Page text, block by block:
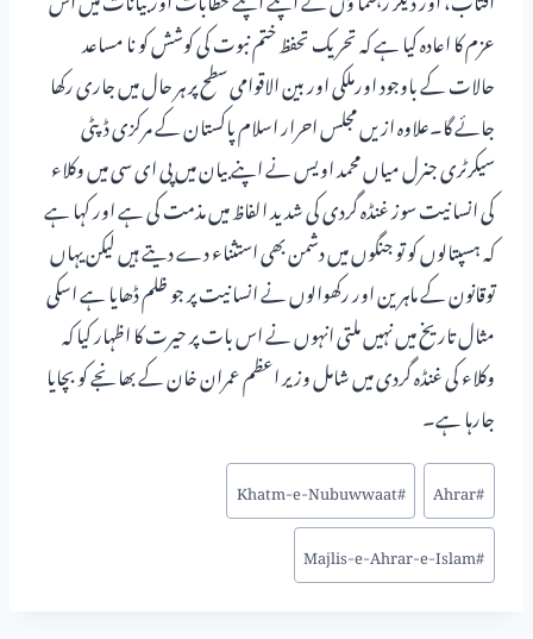
عزم کا اعادہ کیا ہے کہ تحریک تحفظ ختم نبوت کی کوشش کو نا مساعد
حالات کے باوجود اورملکی اور بین الاقوامی سطح پر ہر حال میں جاری رکھا
جائے گا۔علاوہ ازیں مجلس احرار اسلام پاکستان کے مرکزی ڈپٹی
سیکرٹری جنرل میاں محمد اویس نے اپنے بیان میں پی ای سی میں وکلاء
کی انسانیت سوز غنڈہ گردی کی شدید الفاظ میں مذمت کی ہے اور کہا ہے
کہ ہسپتالوں کو تو جنگوں میں دشمن بھی استثناء دے دیتے ہیں لیکن یہاں
توقانون کے ماہرین اور رکھوالوں نے انسانیت پر جو ظلم ڈھایا ہے اسکی
مثال تاریخ میں نہیں ملتی انہوں نے اس بات پر حیرت کا اظہار کیا کہ
وکلاء کی غنڈہ گردی میں شامل وزیر اعظم عمران خان کے بھانجے کو بچایا
جارہا ہے۔
#
Ahrar
#
Khatm-e-Nubuwwaat
#
Majlis-e-Ahrar-e-Islam